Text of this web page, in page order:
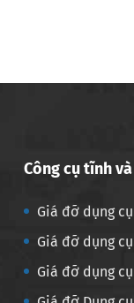
Công cụ tĩnh
Giá đỡ dụng
Giá đỡ dụng
Giá đỡ dụng cụ